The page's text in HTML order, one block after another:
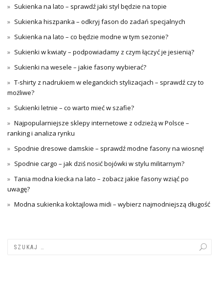
Sukienka na lato – sprawdź jaki styl będzie na topie
Sukienka hiszpanka – odkryj fason do zadań specjalnych
Sukienka na lato – co będzie modne w tym sezonie?
Sukienki w kwiaty – podpowiadamy z czym łączyć je jesienią?
Sukienki na wesele – jakie fasony wybierać?
T-shirty z nadrukiem w eleganckich stylizacjach – sprawdź czy to
możliwe?
Sukienki letnie – co warto mieć w szafie?
Najpopularniejsze sklepy internetowe z odzieżą w Polsce –
ranking i analiza rynku
Spodnie dresowe damskie – sprawdź modne fasony na wiosnę!
Spodnie cargo – jak dziś nosić bojówki w stylu militarnym?
Tania modna kiecka na lato – zobacz jakie fasony wziąć po
uwagę?
Modna sukienka koktajlowa midi – wybierz najmodniejszą długość